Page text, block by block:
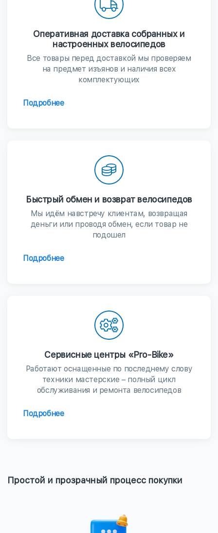
Оперативная доставка собранных и
настроенных велосипедов
Все товары перед доставкой мы проверяем
на предмет изъянов и наличия всех
комплектующих
Подробнее
Быстрый обмен и возврат велосипедов
Мы идём навстречу клиентам, возвращая
деньги или проводя обмен, если товар не
подошел
Подробнее
Сервисные центры «Pro-Bike»
Работают оснащенные по последнему слову
техники мастерские – полный цикл
обслуживания и ремонта велосипедов
Подробнее
Простой и прозрачный процесс покупки